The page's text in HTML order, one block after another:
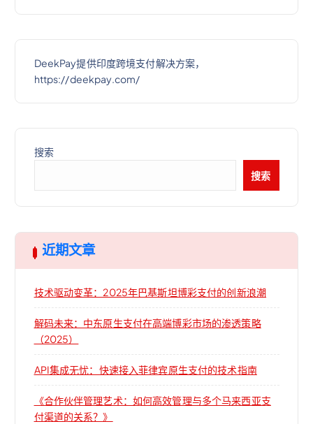
DeekPay提供印度跨境支付解决方案，
https://deekpay.com/
搜索
搜索
近期文章
技术驱动变革：2025年巴基斯坦博彩支付的创新浪潮
解码未来：中东原生支付在高端博彩市场的渗透策略
（2025）
API集成无忧：快速接入菲律宾原生支付的技术指南
《合作伙伴管理艺术：如何高效管理与多个马来西亚支
付渠道的关系？》